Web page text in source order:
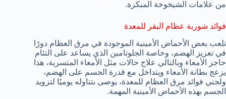
من علامات الشيخوخة المبكرة.
فوائد شوربة عظام البقر للمعدة
تلعب بعض الأحماض الأمينية الموجودة في مرق العظام دورًا
في تعزيز الهضم، وخاصة الجلوتامين الذي يساعد على التئام
حاجز الأمعاء وبالتالي علاج حالات مثل الأمعاء المتسربة، هذا
يزعج بطانة الأمعاء ويتداخل مع قدرة الجسم على الهضم،
ولجني فوائد مرق العظام للمعدة، يوصى بتناوله يوميًا لتزويد
الجسم بهذه الأحماض الأمينية المهمة.